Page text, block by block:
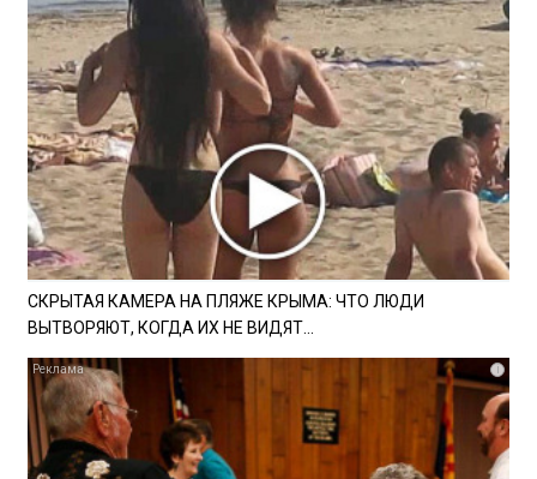
СКРЫТАЯ КАМЕРА НА ПЛЯЖЕ КРЫМА: ЧТО ЛЮДИ
ВЫТВОРЯЮТ, КОГДА ИХ НЕ ВИДЯТ...
i